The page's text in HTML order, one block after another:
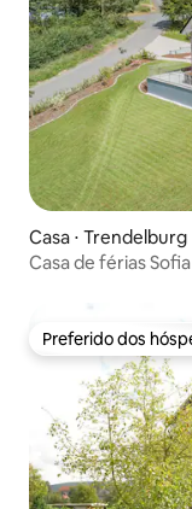
Casa ⋅ Trendelburg
Casa de férias Sofia
Preferido dos
Preferido dos